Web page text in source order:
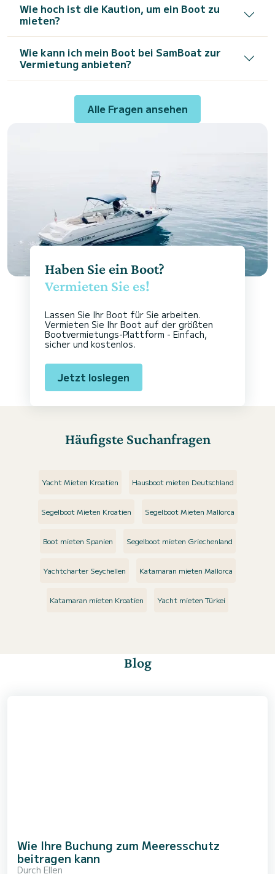
Wie hoch ist die Kaution, um ein Boot zu
mieten?
Wie kann ich mein Boot bei SamBoat zur
Vermietung anbieten?
Alle Fragen ansehen
Haben Sie ein Boot?
Vermieten Sie es!
Lassen Sie Ihr Boot für Sie arbeiten.
Vermieten Sie Ihr Boot auf der größten
Bootvermietungs-Plattform - Einfach,
sicher und kostenlos.
Jetzt loslegen
Häufigste Suchanfragen
Yacht Mieten Kroatien Hausboot mieten Deutschland
Segelboot Mieten Kroatien Segelboot Mieten Mallorca
Boot mieten Spanien Segelboot mieten Griechenland
Yachtcharter Seychellen Katamaran mieten Mallorca
Katamaran mieten Kroatien Yacht mieten Türkei
Blog
Wie Ihre Buchung zum Meeresschutz
beitragen kann
Durch Ellen